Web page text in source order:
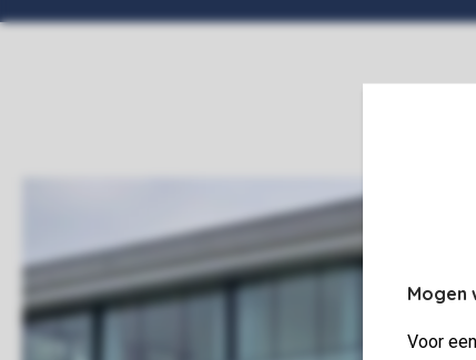
Mogen
Voor